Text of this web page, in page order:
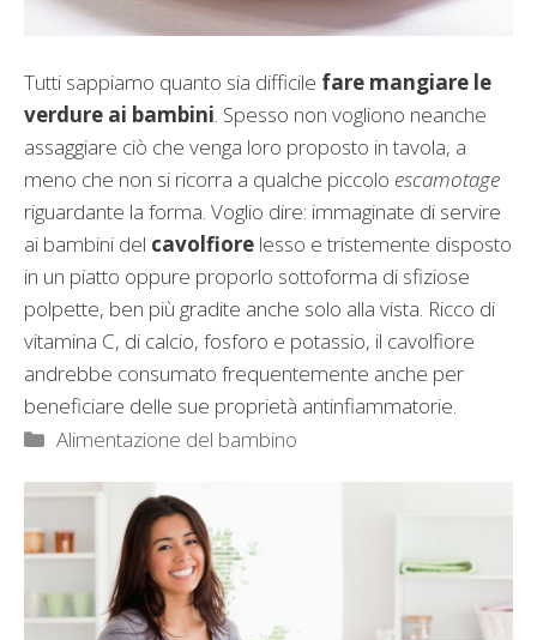
Tutti sappiamo quanto sia difficile fare mangiare le
verdure ai bambini. Spesso non vogliono neanche
assaggiare ciò che venga loro proposto in tavola, a
meno che non si ricorra a qualche piccolo escamotage
riguardante la forma. Voglio dire: immaginate di servire
ai bambini del cavolfiore lesso e tristemente disposto
in un piatto oppure proporlo sottoforma di sfiziose
polpette, ben più gradite anche solo alla vista. Ricco di
vitamina C, di calcio, fosforo e potassio, il cavolfiore
andrebbe consumato frequentemente anche per
beneficiare delle sue proprietà antinfiammatorie.
Categorie
Alimentazione del bambino